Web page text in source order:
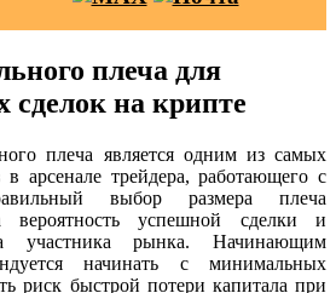
плеча для
сделок на крипте
плеча является одним из самых
арсенале трейдера, работающего с
выбор размера плеча
успешной сделки и
участника рынка. Начинающим
начинать с минимальных
риск быстрой потери капитала при